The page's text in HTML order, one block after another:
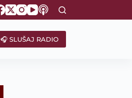
🎧 SLUŠAJ RADIO